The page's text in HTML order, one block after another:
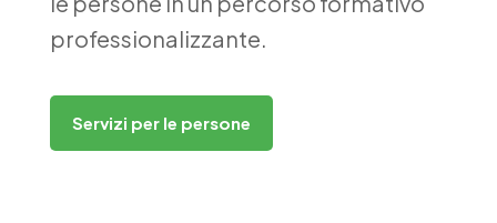
professionalizzante.
Servizi per le persone